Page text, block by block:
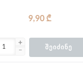
9,90 ₾
ᲨᲔᲘᲫᲘᲜᲔ